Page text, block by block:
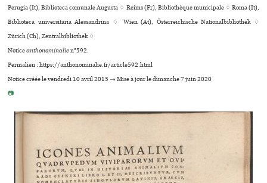
Perugia (It), Biblioteca comu­nale Augusta ♢ Reims (Fr), Bibliothèque muni­ci­pale ♢ Roma (It),
Biblioteca uni­ver­si­ta­ria Alessandrina ♢ Wien (At), Österreichische Nationalbibliothek ♢
Zürich (Ch), Zentralbibliothek ♢
Noticeanthonominalien°592.
Permalien : https://anthonominalie.fr/article592.html
Notice créée le vendredi 10 avril 2015 → Mise à jour le dimanche 7 juin 2020
📷